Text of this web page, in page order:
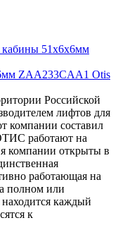
ZAA233CAA1 Otis
Российской
лифтов для
компании составил
работают на
компании открыты в
работающая на
полном или
каждый
к